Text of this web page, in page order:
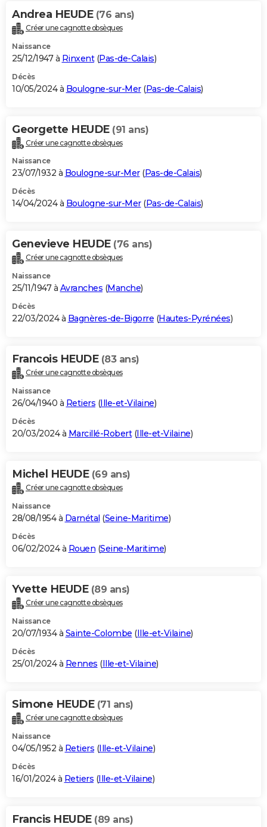
Andrea HEUDE (76 ans)
Créer une cagnotte obsèques
Naissance
25/12/1947 à Rinxent(Pas-de-Calais)
Décès
10/05/2024 à Boulogne-sur-Mer(Pas-de-Calais)
Georgette HEUDE (91 ans)
Créer une cagnotte obsèques
Naissance
23/07/1932 à Boulogne-sur-Mer(Pas-de-Calais)
Décès
14/04/2024 à Boulogne-sur-Mer(Pas-de-Calais)
Genevieve HEUDE (76 ans)
Créer une cagnotte obsèques
Naissance
25/11/1947 à Avranches (Manche)
Décès
22/03/2024 à Bagnères-de-Bigorre (Hautes-Pyrénées)
Francois HEUDE (83 ans)
Créer une cagnotte obsèques
Naissance
26/04/1940 à Retiers (Ille-et-Vilaine)
Décès
20/03/2024 à Marcillé-Robert(Ille-et-Vilaine)
Michel HEUDE (69 ans)
Créer une cagnotte obsèques
Naissance
28/08/1954 à Darnétal (Seine-Maritime)
Décès
06/02/2024 à Rouen (Seine-Maritime)
Yvette HEUDE (89 ans)
Créer une cagnotte obsèques
Naissance
20/07/1934 à Sainte-Colombe (Ille-et-Vilaine)
Décès
25/01/2024 à Rennes (Ille-et-Vilaine)
Simone HEUDE (71 ans)
Créer une cagnotte obsèques
Naissance
04/05/1952 à Retiers (Ille-et-Vilaine)
Décès
16/01/2024 à Retiers (Ille-et-Vilaine)
Francis HEUDE (89 ans)